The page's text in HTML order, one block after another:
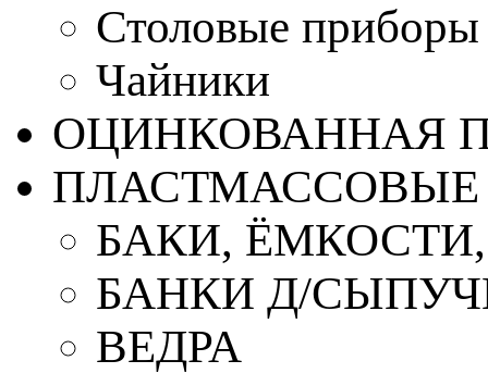
Столовые приборы
Чайники
ОЦИНКОВАННАЯ
ПЛАСТМАССОВЫЕ
БАКИ,
БАНКИ Д/
ВЕДРА